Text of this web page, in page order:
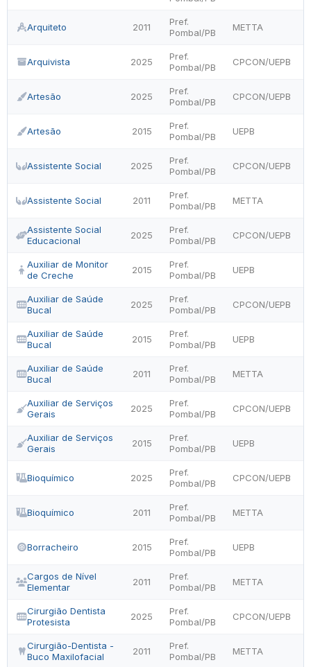
Arquiteto 2011
Pref.
Pombal/PB
METTA
Arquivista 2025
Pref.
Pombal/PB
CPCON/UEPB
Artesão 2025
Pref.
Pombal/PB
CPCON/UEPB
Artesão 2015
Pref.
Pombal/PB
UEPB
Assistente Social 2025
Pref.
Pombal/PB
CPCON/UEPB
Assistente Social 2011
Pref.
Pombal/PB
METTA
Assistente Social
Educacional
2025
Pref.
Pombal/PB
CPCON/UEPB
Auxiliar de Monitor
de Creche
2015
Pref.
Pombal/PB
UEPB
Auxiliar de Saúde
Bucal
2025
Pref.
Pombal/PB
CPCON/UEPB
Auxiliar de Saúde
Bucal
2015
Pref.
Pombal/PB
UEPB
Auxiliar de Saúde
Bucal
2011
Pref.
Pombal/PB
METTA
Auxiliar de Serviços
Gerais
2025
Pref.
Pombal/PB
CPCON/UEPB
Auxiliar de Serviços
Gerais
2015
Pref.
Pombal/PB
UEPB
Bioquímico 2025
Pref.
Pombal/PB
CPCON/UEPB
Bioquímico 2011
Pref.
Pombal/PB
METTA
Borracheiro 2015
Pref.
Pombal/PB
UEPB
Cargos de Nível
Elementar
2011
Pref.
Pombal/PB
METTA
Cirurgião Dentista
Protesista
2025
Pref.
Pombal/PB
CPCON/UEPB
Cirurgião-Dentista -
Buco Maxilofacial
2011
Pref.
Pombal/PB
METTA